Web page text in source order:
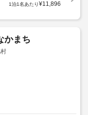
1泊1名あたり¥11,896
かまち